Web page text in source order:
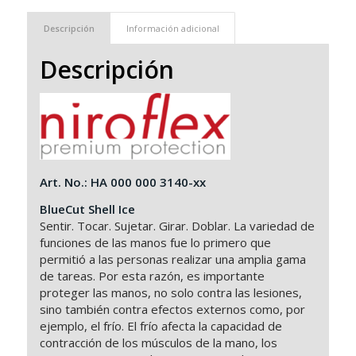
Descripción Información adicional
Descripción
Art. No.: HA 000 000 3140-xx
BlueCut Shell Ice
Sentir. Tocar. Sujetar. Girar. Doblar. La variedad de
funciones de las manos fue lo primero que
permitió a las personas realizar una amplia gama
de tareas. Por esta razón, es importante
proteger las manos, no solo contra las lesiones,
sino también contra efectos externos como, por
ejemplo, el frío. El frío afecta la capacidad de
contracción de los músculos de la mano, los